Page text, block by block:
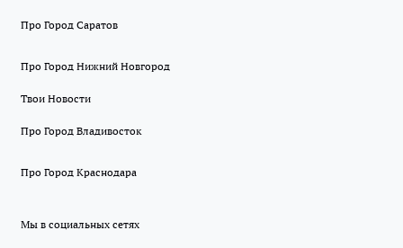
Про Город Саратов
Про Город Нижний Новгород
Твои Новости
Про Город Владивосток
Про Город Краснодара
Мы в социальных сетях